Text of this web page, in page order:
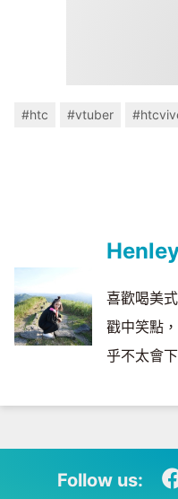
#htc #vtuber
喜歡喝美
戳中笑點
乎不太會
Follow us: